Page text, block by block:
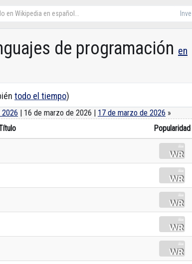
de programación en
todo el tiempo)
| 16 de marzo de 2026 | 17 de marzo de 2026 »
Popularidad